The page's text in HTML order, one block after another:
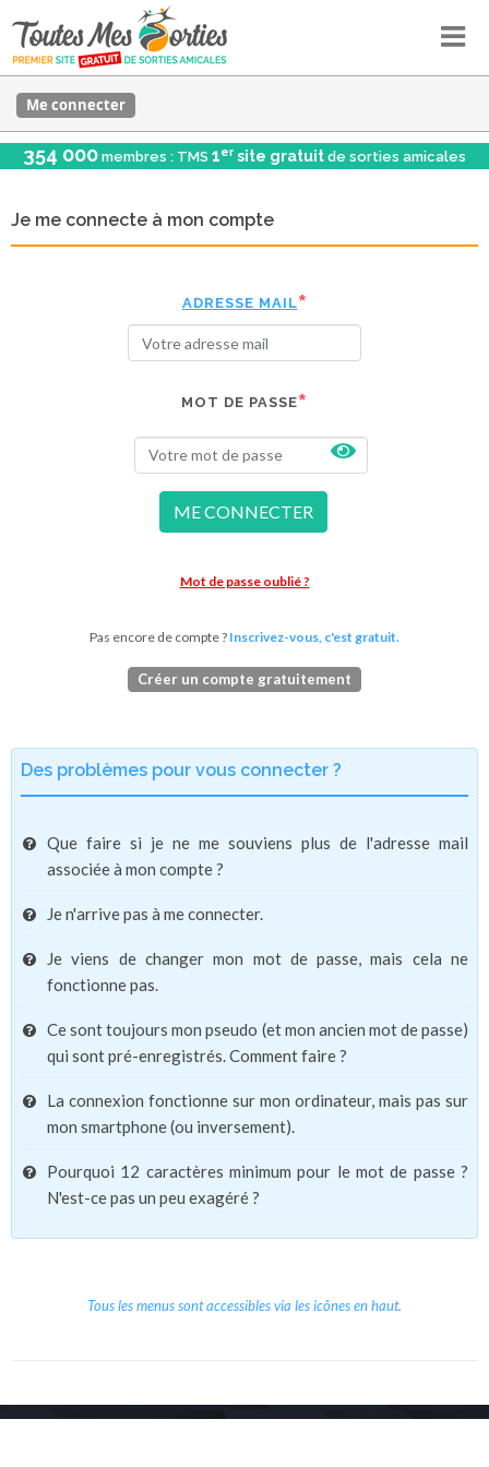
Me connecter
354 000 membres : TMS 1er site gratuit de sorties amicales
Je me connecte à mon compte
ADRESSE MAIL
MOT DE PASSE
ME CONNECTER
Mot de passe oublié ?
Pas encore de compte ? Inscrivez-vous, c'est gratuit.
Créer un compte gratuitement
Des problèmes pour vous connecter ?
Que faire si je ne me souviens plus de l'adresse mail
associée à mon compte ?
Je n'arrive pas à me connecter.
Je viens de changer mon mot de passe, mais cela ne
fonctionne pas.
Ce sont toujours mon pseudo (et mon ancien mot de passe)
qui sont pré-enregistrés. Comment faire ?
La connexion fonctionne sur mon ordinateur, mais pas sur
mon smartphone (ou inversement).
Pourquoi 12 caractères minimum pour le mot de passe ?
N'est-ce pas un peu exagéré ?
Tous les menus sont accessibles via les icônes en haut.